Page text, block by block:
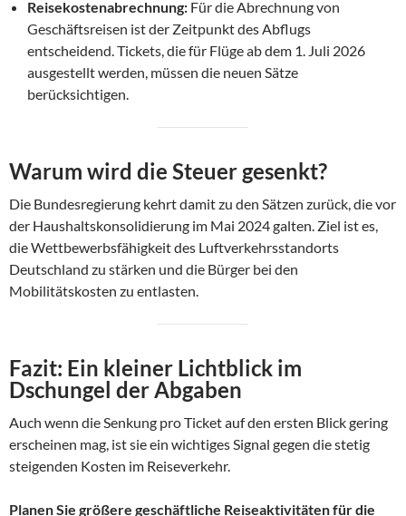
Reisekostenabrechnung: Für die Abrechnung von
Geschäftsreisen ist der Zeitpunkt des Abflugs
entscheidend. Tickets, die für Flüge ab dem 1. Juli 2026
ausgestellt werden, müssen die neuen Sätze
berücksichtigen.
Warum wird die Steuer gesenkt?
Die Bundesregierung kehrt damit zu den Sätzen zurück, die vor
der Haushaltskonsolidierung im Mai 2024 galten. Ziel ist es,
die Wettbewerbsfähigkeit des Luftverkehrsstandorts
Deutschland zu stärken und die Bürger bei den
Mobilitätskosten zu entlasten.
Fazit: Ein kleiner Lichtblick im
Dschungel der Abgaben
Auch wenn die Senkung pro Ticket auf den ersten Blick gering
erscheinen mag, ist sie ein wichtiges Signal gegen die stetig
steigenden Kosten im Reiseverkehr.
Planen Sie größere geschäftliche Reiseaktivitäten für die